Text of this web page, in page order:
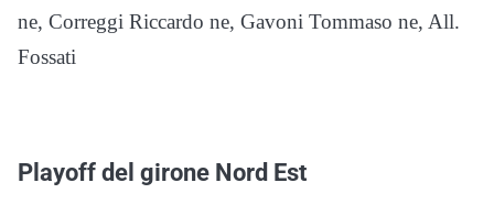
ne, Correggi Riccardo ne, Gavoni Tommaso ne, All.
Fossati
Playoff del girone Nord Est